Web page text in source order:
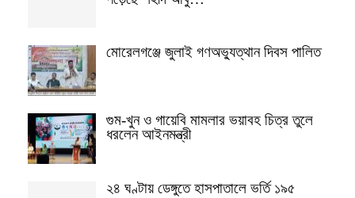
মোরেলগঞ্জে জুলাই গণঅভ্যুত্থান দিবস পালিত
গুম-খুন ও গায়েবি মামলার ভয়াবহ চিত্র তুলে
ধরলেন আইনমন্ত্রী
২৪ ঘণ্টায় ডেঙ্গুতে হাসপাতালে ভর্তি ১৯৫